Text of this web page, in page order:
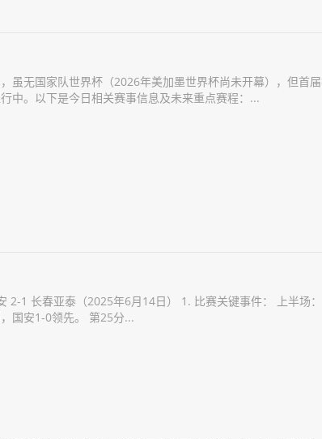
虽无国家队世界杯（2026年美加墨世界杯尚未开幕），但首
中。以下是今日相关赛事信息及未来重点赛程：...
2-1 长春亚泰（2025年6月14日） 1. 比赛关键事件： 上半场
国安1-0领先。 第25分...